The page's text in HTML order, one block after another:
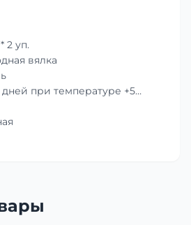
2 уп.
вялка
при температуре +5…